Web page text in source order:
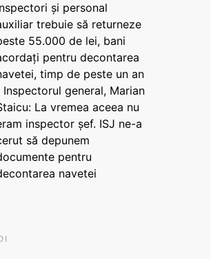
și personal
trebuie să returneze
55.000 de lei, bani
pentru decontarea
timp de peste un an
Inspectorul general, Marian
La vremea aceea nu
inspector șef. ISJ ne-a
să depunem
pentru
navetei